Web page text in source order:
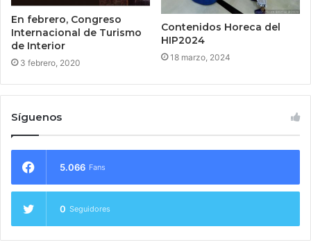
En febrero, Congreso
Internacional de Turismo
de Interior
3 febrero, 2020
Contenidos Horeca del
HIP2024
18 marzo, 2024
Síguenos
5.066 Fans
0 Seguidores